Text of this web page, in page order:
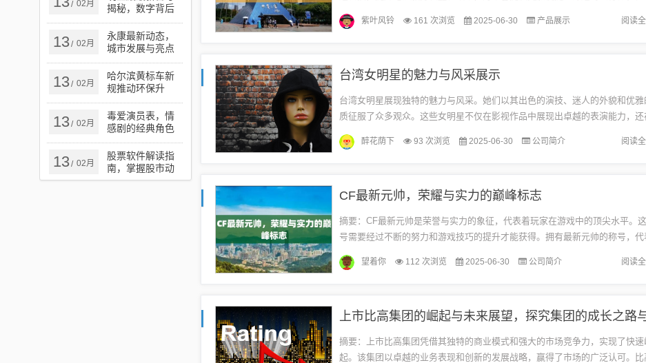
/ 02月
揭秘，数字背后
的故事探索
13/ 02月
永康最新动态，
城市发展与亮点
资讯速览
13/ 02月
哈尔滨黄标车新
规推动环保升
级，开启城市绿
色出行新篇章
13/ 02月
毒爱演员表，情
感剧的经典角色
与演员深度解析
13/ 02月
股票软件解读指
南，掌握股市动
态的必备技能
者应用可以帮助志愿者更好地参与地铁服务，提高服务质量，同时也有助于缓
地...
阅读
紫叶风铃 161 次浏览 2025-06-30 产品展示
台湾女明星的魅力与风采展示
台湾女明星展现独特的魅力与风采。她们以其出色的演技、迷人的外貌和优雅
质征服了众多观众。这些女明星不仅在影视作品中展现出卓越的表演能力，还
尚界和社会活动中展现出自己的影响力。她们的才华和魅力成为了台湾娱乐圈
璀...
阅读
醉花荫下 93 次浏览 2025-06-30 公司简介
CF最新元帅，荣耀与实力的巅峰标志
摘要：CF最新元帅是荣誉与实力的象征，代表着玩家在游戏中的顶尖水平。
号需要经过不断的努力和游戏技巧的提升才能获得。拥有最新元帅的称号，代
玩家已经成为了穿越火线游戏中的佼佼者，拥有极高的游戏水平和丰富的游戏
阅读
望着你 112 次浏览 2025-06-30 公司简介
摘要：上市比高集团凭借其独特的商业模式和强大的市场竞争力，实现了快速
起。该集团以卓越的业务表现和创新的发展战略，赢得了市场的广泛认可。比